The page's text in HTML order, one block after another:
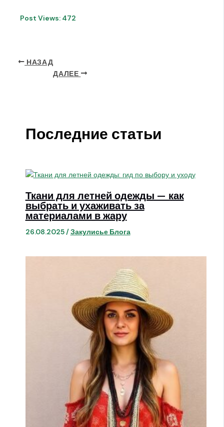
Post Views: 472
НАЗАД
ДАЛЕЕ
Последние статьи
Ткани для летней одежды — как
выбрать и ухаживать за
материалами в жару
26.08.2025/Закулисье Блога